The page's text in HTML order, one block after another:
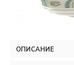
ОПИСАНИЕ